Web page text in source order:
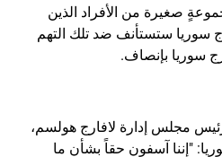
صغيرة من الأفراد الذين
سوريا ستستأنف ضد تلك التهم
سوريا بإنصاف.
مجلس إدارة لافارج هولسم،
"إننا آسفون حقاً بشأن ما